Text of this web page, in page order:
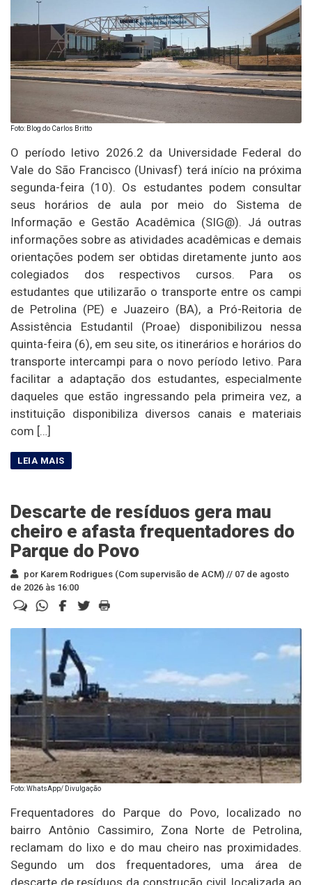
Foto: Blog do Carlos Britto
O período letivo 2026.2 da Universidade Federal do
Vale do São Francisco (Univasf) terá início na próxima
segunda-feira (10). Os estudantes podem consultar
seus horários de aula por meio do Sistema de
Informação e Gestão Acadêmica (SIG@). Já outras
informações sobre as atividades acadêmicas e demais
orientações podem ser obtidas diretamente junto aos
colegiados dos respectivos cursos. Para os
estudantes que utilizarão o transporte entre os campi
de Petrolina (PE) e Juazeiro (BA), a Pró-Reitoria de
Assistência Estudantil (Proae) disponibilizou nessa
quinta-feira (6), em seu site, os itinerários e horários do
transporte intercampi para o novo período letivo. Para
facilitar a adaptação dos estudantes, especialmente
daqueles que estão ingressando pela primeira vez, a
instituição disponibiliza diversos canais e materiais
com […]
Descarte de resíduos gera mau
cheiro e afasta frequentadores do
Parque do Povo
por Karem Rodrigues (Com supervisão de ACM) // 07 de agosto
de 2026 às 16:00
Foto: WhatsApp/ Divulgação
Frequentadores do Parque do Povo, localizado no
bairro Antônio Cassimiro, Zona Norte de Petrolina,
reclamam do lixo e do mau cheiro nas proximidades.
Segundo um dos frequentadores, uma área de